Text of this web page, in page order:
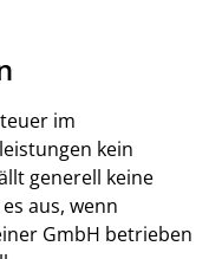
im
kein
generell keine
aus, wenn
GmbH betrieben